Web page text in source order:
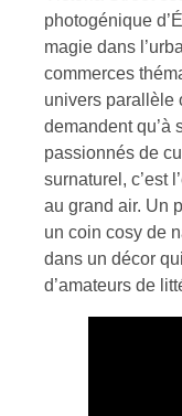
photogénique
magie dans
commerces
univers parallèle
demandent qu’à
passionnés de
surnaturel, c’est
au grand air. Un
un coin cosy de
dans un décor
d’amateurs de